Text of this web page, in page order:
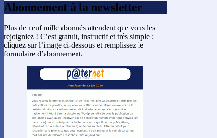
Abonnement à la newsletter
Plus de neuf mille abonnés attendent que vous les
rejoigniez ! C’est gratuit, instructif et très simple :
cliquez sur l’image ci-dessous et remplissez le
formulaire d’abonnement.